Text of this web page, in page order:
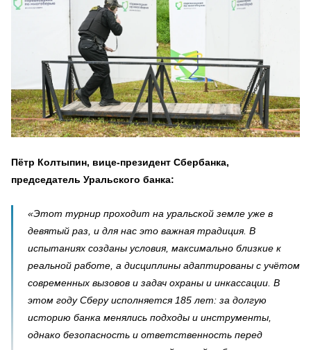
Пётр Колтыпин, вице-президент Сбербанка,
председатель Уральского банка:
«Этот турнир проходит на уральской земле уже в
девятый раз, и для нас это важная традиция. В
испытаниях созданы условия, максимально близкие к
реальной работе, а дисциплины адаптированы с учётом
современных вызовов и задач охраны и инкассации. В
этом году Сберу исполняется 185 лет: за долгую
историю банка менялись подходы и инструменты,
однако безопасность и ответственность перед